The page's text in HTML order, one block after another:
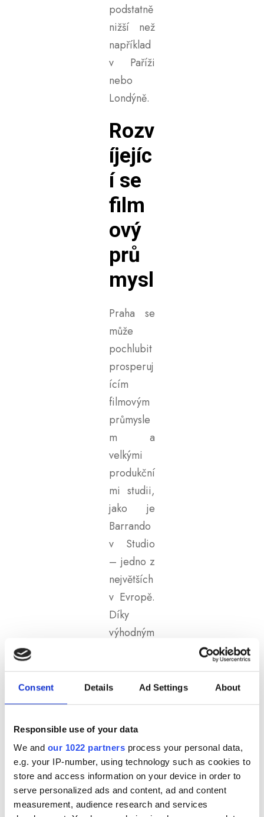
Consent Details Ad Settings About
Responsible use of your data
We and our 1022 partners process your personal data,
e.g. your IP-number, using technology such as cookies to
store and access information on your device in order to
serve personalized ads and content, ad and content
measurement, audience research and services
podstatně
nižší než
například
v Paříži
nebo
Londýně.
Rozv
íjejíc
í se
film
ový
prů
mysl
Praha se
může
pochlubit
prosperuj
ícím
filmovým
průmysle
m a
velkými
produkční
mi studii,
jako je
Barrando
v Studio
– jedno z
největších
v Evropě.
Díky
výhodným
pobídkám
pro
zahraničn
sem míří
mnoho
mezináro
dních